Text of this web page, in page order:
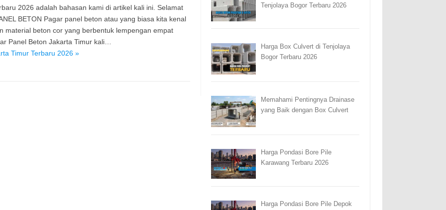
2026 adalah bahasan kami di artikel kali ini. Selamat
BETON Pagar panel beton atau yang biasa kita kenal
material beton cor yang berbentuk lempengan empat
Panel Beton Jakarta Timur kali…
Timur Terbaru 2026 »
Tenjolaya Bogor Terbaru 2026
Harga Box Culvert di Tenjolaya
Bogor Terbaru 2026
Memahami Pentingnya Drainase
yang Baik dengan Box Culvert
Harga Pondasi Bore Pile
Karawang Terbaru 2026
Harga Pondasi Bore Pile Depok